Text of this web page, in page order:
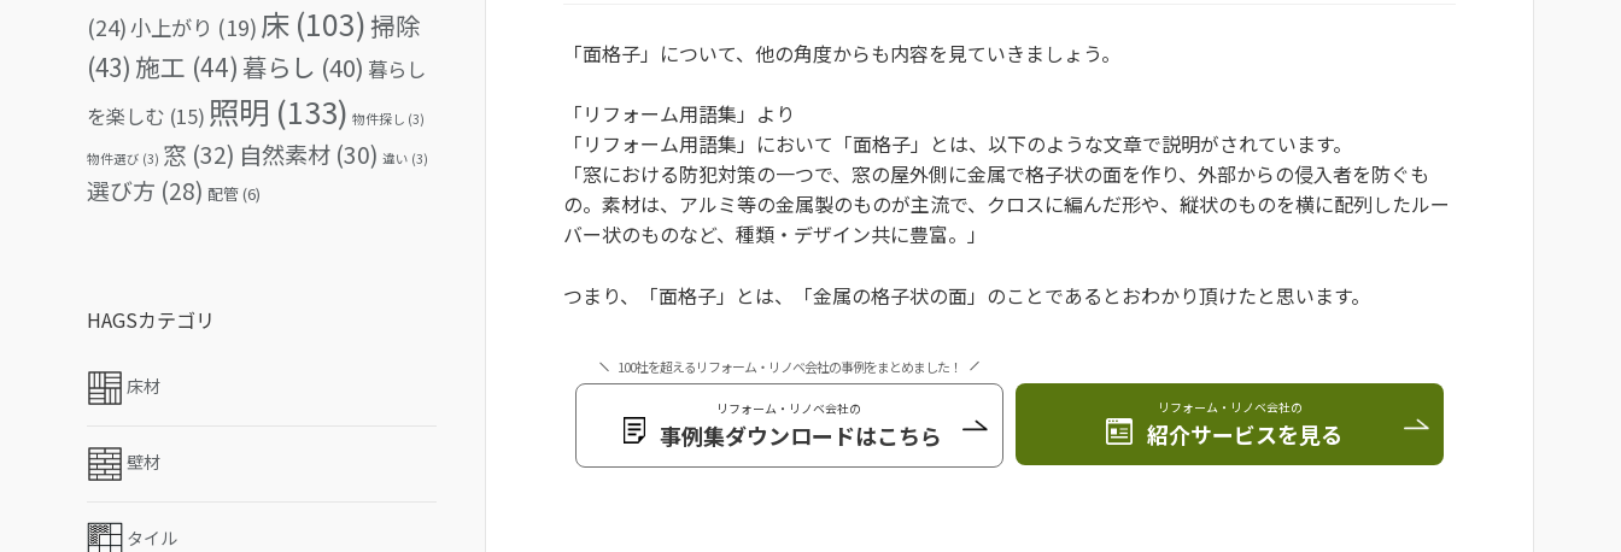
「面格子」について、他の角度からも内容を見ていきましょう。
「リフォーム用語集」より
「リフォーム用語集」において「面格子」とは、以下のような文章で説明がされています。
「窓における防犯対策の一つで、窓の屋外側に金属で格子状の面を作り、外部からの侵入者を防ぐも
の。素材は、アルミ等の金属製のものが主流で、クロスに編んだ形や、縦状のものを横に配列したルー
バー状のものなど、種類・デザイン共に豊富。」
つまり、「面格子」とは、「金属の格子状の面」のことであるとおわかり頂けたと思います。
100社を超えるリフォーム・リノベ会社の事例をまとめました！
リフォーム・リノベ会社の
事例集ダウンロードはこちら
リフォーム・リノベ会社の
紹介サービスを見る
(24)小上がり (19) 床 (103)掃除
(43) 施工 (44) 暮らし (40) 暮らし
を楽しむ (15) 照明 (133) 物件探し (3)
物件選び (3) 窓 (32) 自然素材 (30) 違い (3)
選び方 (28) 配管(6)
HAGSカテゴリ
床材
壁材
タイル